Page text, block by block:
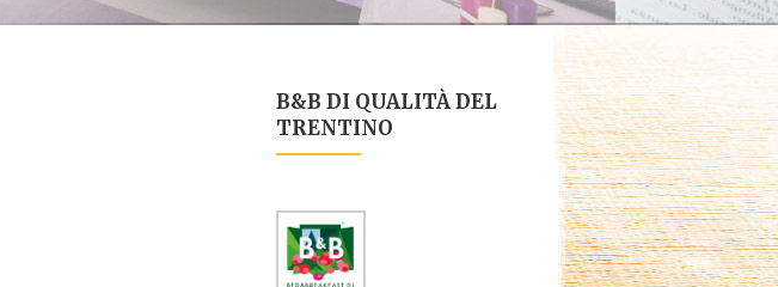
B&B DI QUALITÀ DEL
TRENTINO